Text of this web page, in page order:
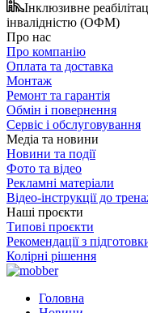
Інклюзивне
інвалідністю (ОФМ)
Про нас
Про компанію
Оплата та доставка
Монтаж
Ремонт та гарантія
Обмін і повернення
Сервіс і обслуговування
Медіа та новини
Новини та події
Фото та відео
Рекламні матеріали
Відео-інструкції до
Наші проєкти
Типові проєкти
Рекомендації з
Колірні рішення
Головна